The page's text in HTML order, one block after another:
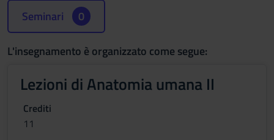
Seminari 0
L'insegnamento è organizzato come segue:
Lezioni di Anatomia umana II
Crediti
11